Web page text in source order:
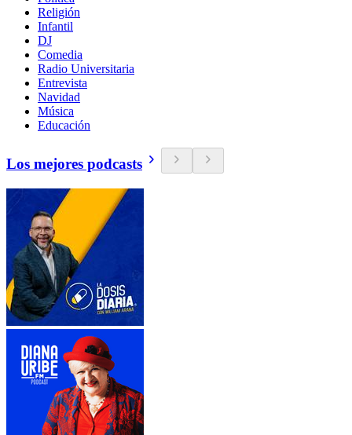
Religión
Infantil
DJ
Comedia
Radio Universitaria
Entrevista
Navidad
Música
Educación
Los mejores podcasts